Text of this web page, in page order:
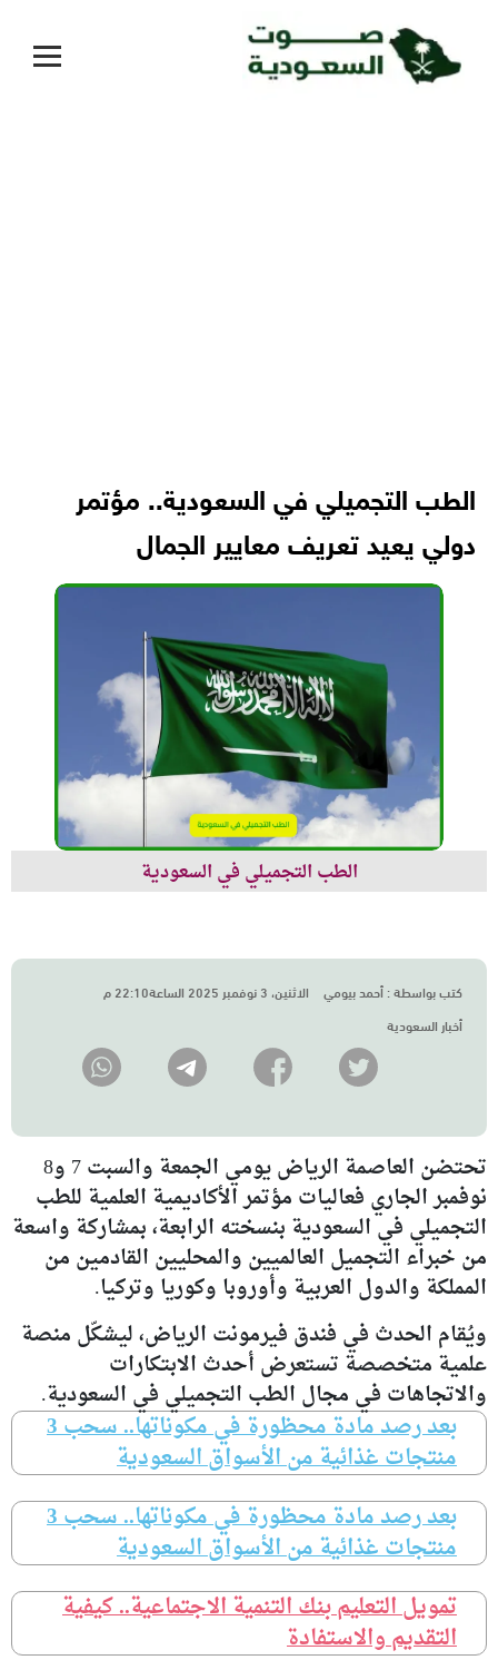
الطب التجميلي في السعودية.. مؤتمر
دولي يعيد تعريف معايير الجمال
الطب التجميلي في السعودية
كتب بواسطة :أحمد بيومي
الاثنين، 3 نوفمبر 2025 الساعة22:10 م
أخبار السعودية
تحتضن العاصمة الرياض يومي الجمعة والسبت 7 و8
نوفمبر الجاري فعاليات مؤتمر الأكاديمية العلمية للطب
التجميلي في السعودية بنسخته الرابعة، بمشاركة واسعة
من خبراء التجميل العالميين والمحليين القادمين من
المملكة والدول العربية وأوروبا وكوريا وتركيا.
ويُقام الحدث في فندق فيرمونت الرياض، ليشكّل منصة
علمية متخصصة تستعرض أحدث الابتكارات
والاتجاهات في مجال الطب التجميلي في السعودية.
بعد رصد مادة محظورة في مكوناتها.. سحب 3
منتجات غذائية من الأسواق السعودية
بعد رصد مادة محظورة في مكوناتها.. سحب 3
منتجات غذائية من الأسواق السعودية
تمويل التعليم بنك التنمية الاجتماعية.. كيفية
التقديم والاستفادة